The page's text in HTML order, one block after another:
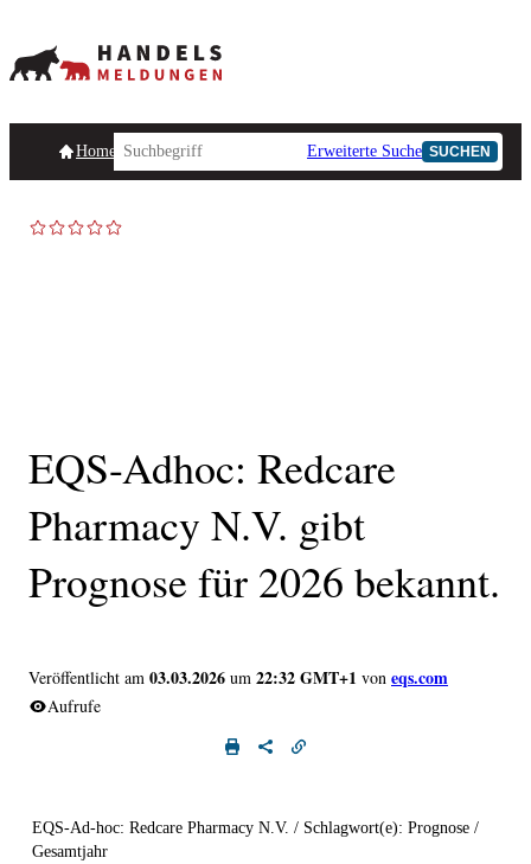
HomepageHandelsmeldungen Ad-Hoc-Meldungen
Erweiterte Suche SUCHEN
EQS-Adhoc: Redcare
Pharmacy N.V. gibt
Prognose für 2026 bekannt.
Veröffentlicht am 03.03.2026 um 22:32 GMT+1 von eqs.com
Aufrufe
EQS-Ad-hoc: Redcare Pharmacy N.V. / Schlagwort(e): Prognose /
Gesamtjahr